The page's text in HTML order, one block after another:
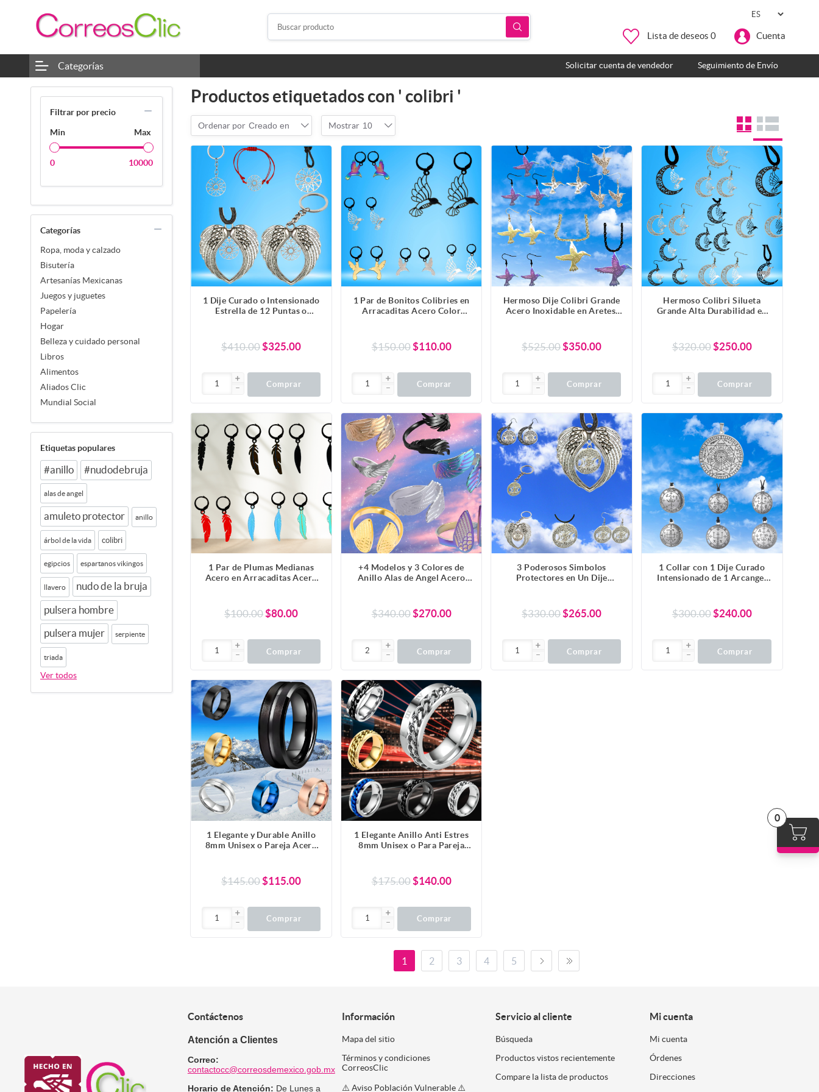
Lista de deseos 0 Cuenta
0
Categorías Solicitar cuenta de vendedor Seguimiento de Envío
Filtrar por precio
Min Max
0 10000
Categorías
Ropa, moda y calzado
Bisutería
Artesanías Mexicanas
Juegos y juguetes
Papelería
Hogar
Belleza y cuidado personal
Libros
Alimentos
Aliados Clic
Mundial Social
Etiquetas populares
#anillo #nudodebruja
alas de angel
amuleto protector anillo
árbol de la vida colibri
egipcios espartanos vikingos
llavero nudo de la bruja
pulsera hombre
pulsera mujer serpiente
triada
Ver todos
Productos etiquetados con ' colibri '
Ordenar por Creado en Mostrar 10
1 Dije Curado o Intensionado
Estrella de 12 Puntas o
Simbolo Protector de Acero
Inoxidable en Pulsera,
$410.00 $325.00
Comprar
1 Par de Bonitos Colibries en
Arracaditas Acero Color
Escoger x1colib-Lopi
$150.00 $110.00
Comprar
Hermoso Dije Colibri Grande
Acero Inoxidable en Aretes,
Escoger X1col-Lopi
$525.00 $350.00
Comprar
Hermoso Colibri Silueta
Grande Alta Durabilidad en
Juego (Aretes+Collar)+9
Combinaciones y Modelos
$320.00 $250.00
Comprar
1 Par de Plumas Medianas
Acero en Arracaditas Acero
Colores Para Escoger
CUPF&=X1PLu-Lopi
$100.00$80.00
Comprar
+4 Modelos y 3 Colores de
Anillo Alas de Angel Acero
$340.00$270.00
Comprar
3 Poderosos Simbolos
Protectores en Un Dije
Hecate / Hekate Varios
Modelos para Escoger -X1-
$330.00$265.00
Comprar
1 Collar con 1 Dije Curado
Intensionado de 1 Arcangel
Angel 80x60 mm
Poderosisimo Talisman
ARCANGELES para Escoger
X1-113
$300.00$240.00
Comprar
1 Elegante y Durable Anillo
8mm Unisex o Pareja Acero
Colores en 7 Tallas ALTISIMA
RESISTENCIA -
ELEGANCIA x1-113
$145.00 $115.00
Comprar
1 Elegante Anillo Anti Estres
8mm Unisex o Para Pareja
Combinaciones en 7 Tallas
ALTISIMA RESISTENCIA -
ELEGANCIA x1-113
$175.00 $140.00
Comprar
1 2 3 4 5
Contáctenos
Atención a Clientes
Correo:
contactocc@correosdemexico.gob.mx
Horario de Atención: De Lunes a
Información
Mapa del sitio
Términos y condiciones
CorreosClic
⚠️ Aviso Población Vulnerable ⚠️
Servicio al cliente
Búsqueda
Productos vistos recientemente
Compare la lista de productos
Mi cuenta
Mi cuenta
Órdenes
Direcciones